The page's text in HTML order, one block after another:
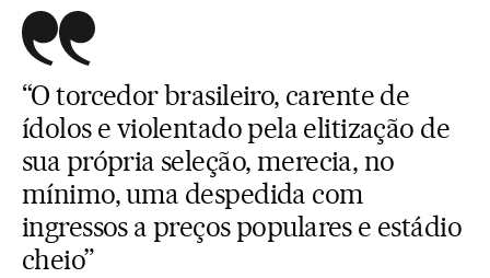
“O torcedor brasileiro, carente de
ídolos e violentado pela elitização de
sua própria seleção, merecia, no
mínimo, uma despedida com
ingressos a preços populares e estádio
cheio”